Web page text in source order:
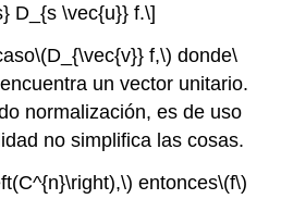
D_{s \vec{u}} f.\]
\(D_{\vec{v}} f,\) donde\
un vector unitario.
normalización, es de uso
no simplifica las cosas.
entonces\(f\)